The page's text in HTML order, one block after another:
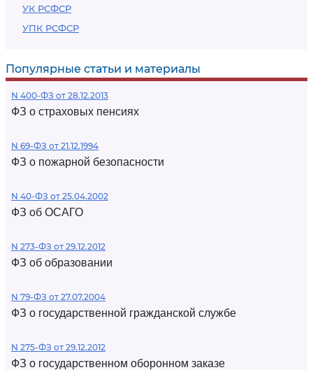
УК РСФСР
УПК РСФСР
Популярные статьи и материалы
N 400-ФЗ от 28.12.2013
ФЗ о страховых пенсиях
N 69-ФЗ от 21.12.1994
ФЗ о пожарной безопасности
N 40-ФЗ от 25.04.2002
ФЗ об ОСАГО
N 273-ФЗ от 29.12.2012
ФЗ об образовании
N 79-ФЗ от 27.07.2004
ФЗ о государственной гражданской службе
N 275-ФЗ от 29.12.2012
ФЗ о государственном оборонном заказе